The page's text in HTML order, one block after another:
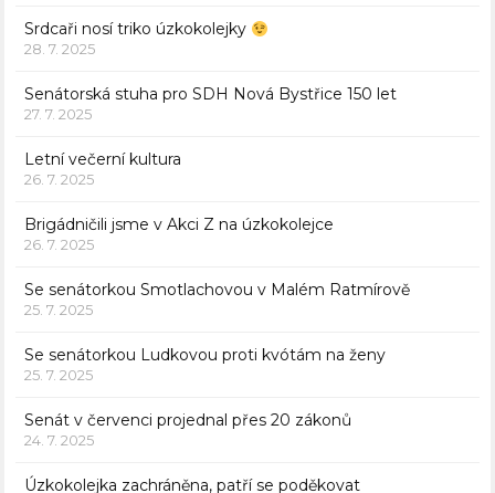
Srdcaři nosí triko úzkokolejky
28. 7. 2025
Senátorská stuha pro SDH Nová Bystřice 150 let
27. 7. 2025
Letní večerní kultura
26. 7. 2025
Brigádničili jsme v Akci Z na úzkokolejce
26. 7. 2025
Se senátorkou Smotlachovou v Malém Ratmírově
25. 7. 2025
Se senátorkou Ludkovou proti kvótám na ženy
25. 7. 2025
Senát v červenci projednal přes 20 zákonů
24. 7. 2025
Úzkokolejka zachráněna, patří se poděkovat